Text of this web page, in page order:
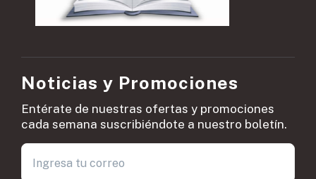
Noticias y Promociones
Entérate de nuestras ofertas y promociones
cada semana suscribiéndote a nuestro boletín.